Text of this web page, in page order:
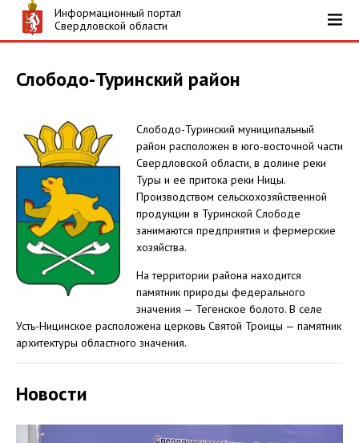
Информационный портал
Свердловской области
Слободо-Туринский район
Слободо-Туринский муниципальный
район расположен в юго-восточной части
Свердловской области, в долине реки
Туры и ее притока реки Ницы.
Производством сельскохозяйственной
продукции в Туринской Слободе
занимаются предприятия и фермерские
хозяйства.
На территории района находится
памятник природы федерального
значения — Тегенское болото. В селе
Усть-Ницинское расположена церковь Святой Троицы — памятник
архитектуры областного значения.
Новости